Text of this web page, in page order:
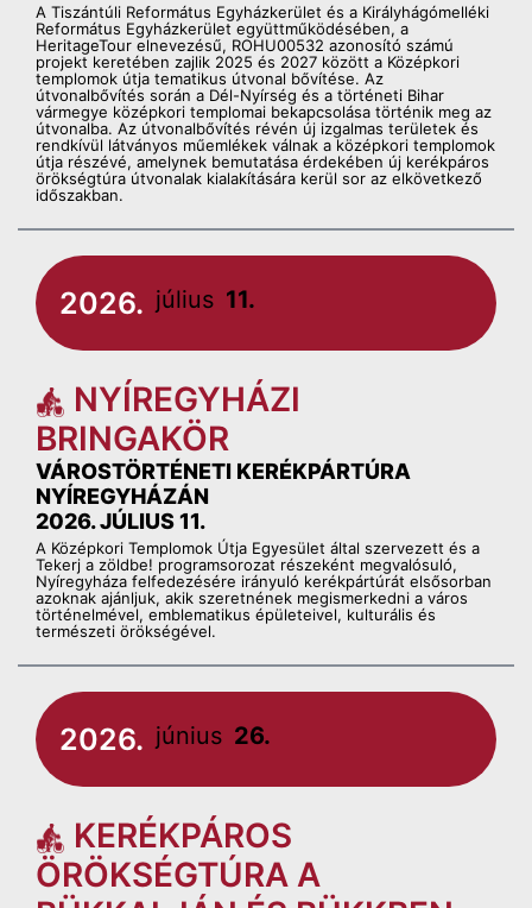
A Tiszántúli Református Egyházkerület és a Királyhágómelléki
Református Egyházkerület együttműködésében, a
HeritageTour elnevezésű, ROHU00532 azonosító számú
projekt keretében zajlik 2025 és 2027 között a Középkori
templomok útja tematikus útvonal bővítése. Az
útvonalbővítés során a Dél-Nyírség és a történeti Bihar
vármegye középkori templomai bekapcsolása történik meg az
útvonalba. Az útvonalbővítés révén új izgalmas területek és
rendkívül látványos műemlékek válnak a középkori templomok
útja részévé, amelynek bemutatása érdekében új kerékpáros
örökségtúra útvonalak kialakítására kerül sor az elkövetkező
időszakban.
2026. július 11.
NYÍREGYHÁZI
BRINGAKÖR
VÁROSTÖRTÉNETI KERÉKPÁRTÚRA
NYÍREGYHÁZÁN
2026. JÚLIUS 11.
A Középkori Templomok Útja Egyesület által szervezett és a
Tekerj a zöldbe! programsorozat részeként megvalósuló,
Nyíregyháza felfedezésére irányuló kerékpártúrát elsősorban
azoknak ajánljuk, akik szeretnének megismerkedni a város
történelmével, emblematikus épületeivel, kulturális és
természeti örökségével.
2026. június 26.
KERÉKPÁROS
ÖRÖKSÉGTÚRA A